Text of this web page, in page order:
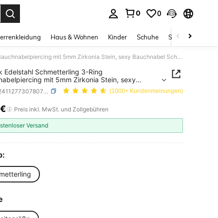
0 0
Haus & Wohnen Kinder Schuhe Schmuck &
1 Stück Edelstahl Schmetterling 3-Ring Bauchnabelpiercing mit 5mm Zirkonia Stein, sexy Bauchnabel Schmuck für Damen
Edelstahl Schmetterling 3-Ring
mit 5mm Zirkonia Stein, sexy
Schmuck für Damen
SKU: sj2411277307807000 (1000+ Kundenmeinungen)
AND AVAILABILITY
Preis inkl. MwSt. und Zollgebühren
Versand